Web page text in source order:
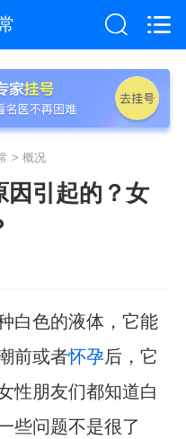
> 概况
因引起的？女
白色的液体，它能
前或者怀孕后，它
性朋友们都知道白
些问题不是很了